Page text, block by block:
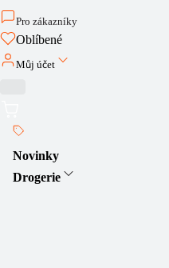
Pro zákazníky
Oblíbené
Můj účet
Novinky
Drogerie